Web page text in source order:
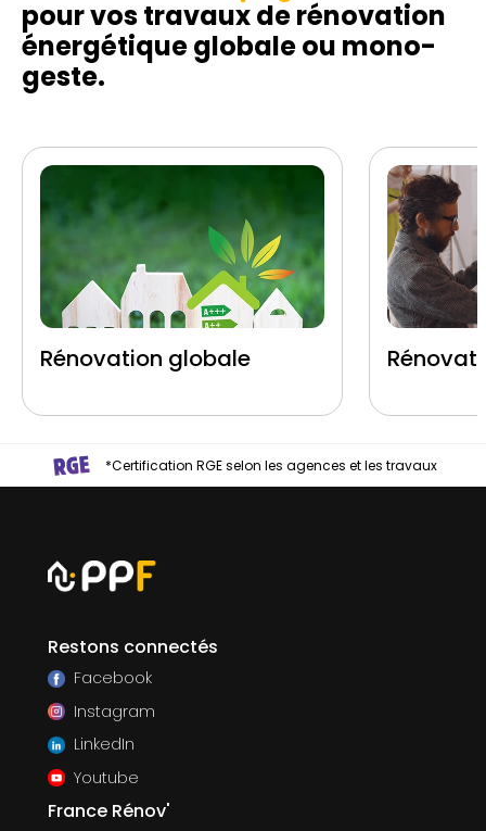
pour vos travaux de rénovation
énergétique globale ou mono-
geste.
Rénovation globale
*Certification RGE selon les agences et les travaux
Restons connectés
Facebook
Instagram
LinkedIn
Youtube
France Rénov'